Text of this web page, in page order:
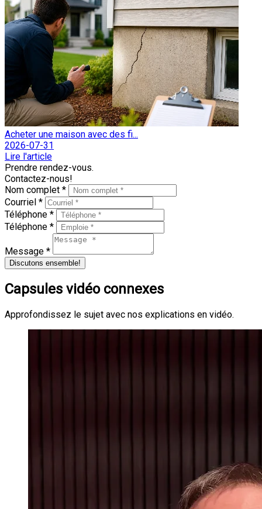
Acheter une maison avec des fi...
2026-07-31
Lire l'article
Prendre rendez-vous.
Contactez-nous!
Nom complet *
Courriel *
Téléphone *
Téléphone *
Message *
Discutons ensemble!
Capsules vidéo connexes
Approfondissez le sujet avec nos explications en vidéo.